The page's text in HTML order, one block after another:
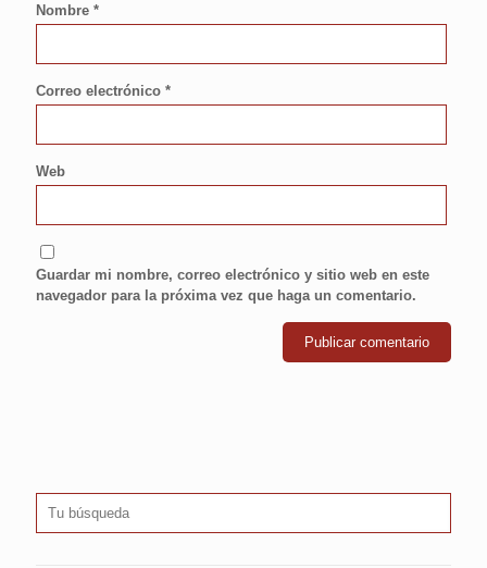
Nombre *
Correo electrónico *
Web
Guardar mi nombre, correo electrónico y sitio web en este
navegador para la próxima vez que haga un comentario.